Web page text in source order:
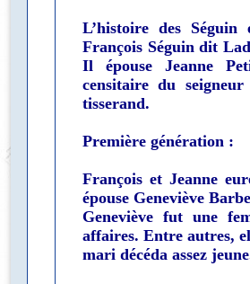
L’histoire des
François Séguin dit
Il épouse Jeanne
censitaire du
tisserand.
Première génération :
François et Jeanne
épouse Geneviève
Geneviève fut une
affaires. Entre autres,
mari décéda assez